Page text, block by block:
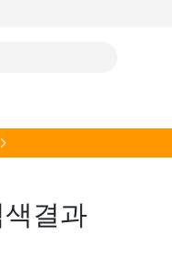
결과